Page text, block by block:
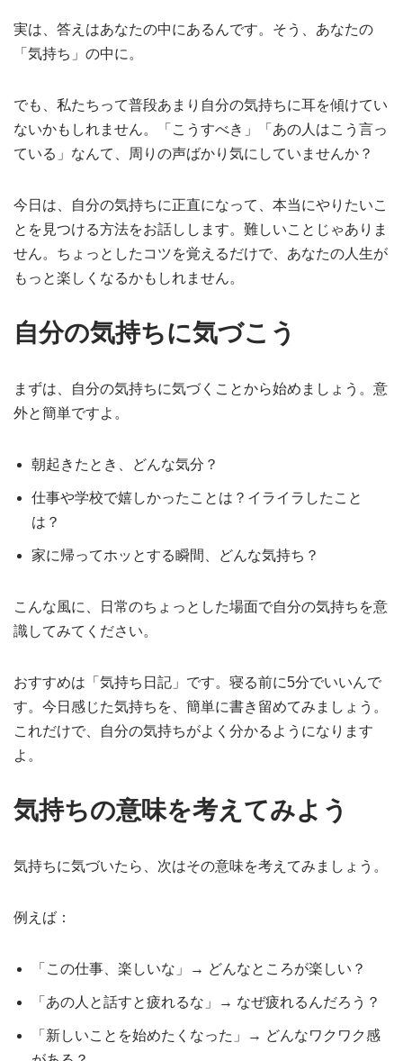
実は、答えはあなたの中にあるんです。そう、あなたの
「気持ち」の中に。
でも、私たちって普段あまり自分の気持ちに耳を傾けてい
ないかもしれません。「こうすべき」「あの人はこう言っ
ている」なんて、周りの声ばかり気にしていませんか？
今日は、自分の気持ちに正直になって、本当にやりたいこ
とを見つける方法をお話しします。難しいことじゃありま
せん。ちょっとしたコツを覚えるだけで、あなたの人生が
もっと楽しくなるかもしれません。
自分の気持ちに気づこう
まずは、自分の気持ちに気づくことから始めましょう。意
外と簡単ですよ。
朝起きたとき、どんな気分？
仕事や学校で嬉しかったことは？イライラしたこと
は？
家に帰ってホッとする瞬間、どんな気持ち？
こんな風に、日常のちょっとした場面で自分の気持ちを意
識してみてください。
おすすめは「気持ち日記」です。寝る前に5分でいいんで
す。今日感じた気持ちを、簡単に書き留めてみましょう。
これだけで、自分の気持ちがよく分かるようになります
よ。
気持ちの意味を考えてみよう
気持ちに気づいたら、次はその意味を考えてみましょう。
例えば：
「この仕事、楽しいな」→ どんなところが楽しい？
「あの人と話すと疲れるな」→ なぜ疲れるんだろう？
「新しいことを始めたくなった」→ どんなワクワク感